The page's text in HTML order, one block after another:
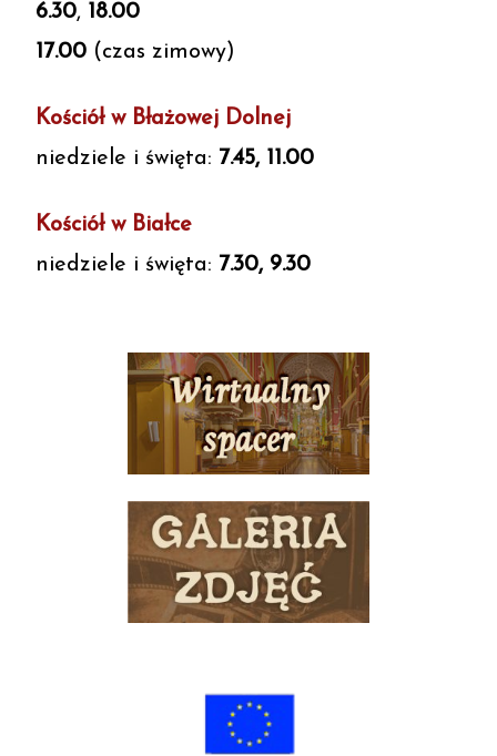
6.30, 18.00
17.00 (czas zimowy)
Kościół w Błażowej Dolnej
niedziele i święta: 7.45, 11.00
Kościół w Białce
niedziele i święta: 7.30, 9.30